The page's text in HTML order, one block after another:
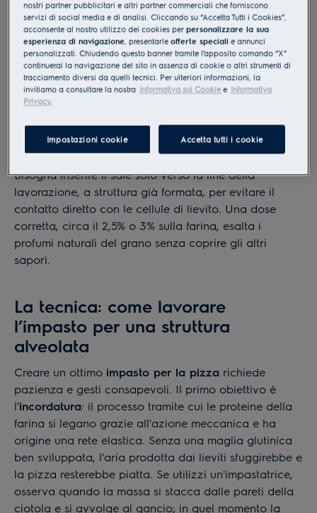
deve rimanere minima per favorire unalievitazione
lenta e naturale; ciò elimina il senso di gonfiore post-
pranzo.
Il sale
L'aggiunta del sale richiede un tempismo preciso nella
sequenza di impastamento. Tale ingrediente svolge un
ruolo tecnico: rinforza la
maglia glutinicae regola
l'attività del lievito contro la fermentazione eccessiva.
Bisogna inserire il sale solo verso la fine della
lavorazione, a struttura già formata, per evitare il
contatto diretto con le cellule di lievito. Una dose
corretta, circa il 2,5% o 3% sulla farina, esalta i
profumi naturali del grano senza coprire gli altri
sapori.
La tecnica: come lavorare
l’impasto per una struttura
alveolata
Creare un ottimo impasto per la pizza richiede
pazienza e gesti consapevoli. Il primo obiettivo è
l'incordatura: il processo tramite cui le proteine della
farina si legano grazie all'azione meccanica e ha
origine una rete elastica. Senza una maglia glutinica
ben sviluppata, l'aria prodotta dai lieviti sfuggirebbe e
la pizza resterebbe piatta. Se utilizzi un'impastatrice,
osserva quando la massa si stacca dalle pareti della
ciotola e si avvolge al gancio; in quel momento la
nostri partner pubblicitari e altri partner commerciali che forniscono
servizi di social media e di analisi. Cliccando su “Accetta Tutti i Cookies”,
acconsente al nostro utilizzo dei cookies perpersonalizzare la sua
esperienza di navigazione, presentarleofferte speciali e annunci
personalizzati. Chiudendo questo banner tramite l’apposito comando “X”
continuerai la navigazione del sito in assenza di cookie o altri strumenti di
tracciamento diversi da quelli tecnici. Per ulteriori informazioni, la
invitiamo a consultare la nostra Informativa sui Cookiee Informativa
Privacy.
Impostazioni cookie Accetta tutti i cookie